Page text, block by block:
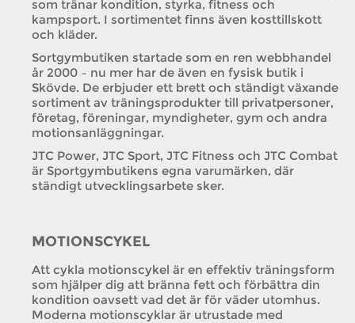
som tränar kondition, styrka, fitness och
kampsport. I sortimentet finns även kosttillskott
och kläder.
Sortgymbutiken startade som en ren webbhandel
år 2000 – nu mer har de även en fysisk butik i
Skövde. De erbjuder ett brett och ständigt växande
sortiment av träningsprodukter till privatpersoner,
företag, föreningar, myndigheter, gym och andra
motionsanläggningar.
JTC Power, JTC Sport, JTC Fitness och JTC Combat
är Sportgymbutikens egna varumärken, där
ständigt utvecklingsarbete sker.
MOTIONSCYKEL
Att cykla motionscykel är en effektiv träningsform
som hjälper dig att bränna fett och förbättra din
kondition oavsett vad det är för väder utomhus.
Moderna motionscyklar är utrustade med